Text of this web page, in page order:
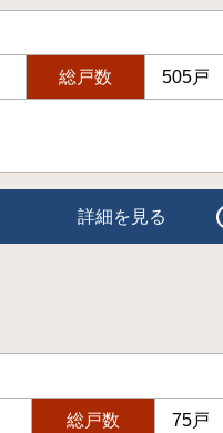
総戸数 505戸
詳細を見る
総戸数 75戸